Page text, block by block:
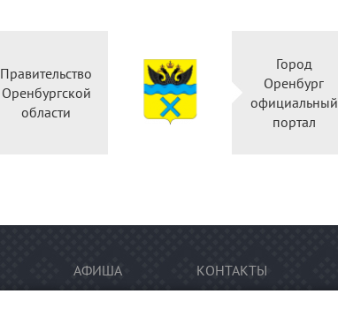
Правительство
Оренбургской
области
Город
Оренбург
официальный
портал
АФИША КОНТАКТЫ